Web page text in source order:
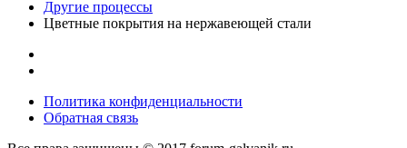
Другие процессы
Цветные покрытия на нержавеющей стали
Политика конфиденциальности
Обратная связь